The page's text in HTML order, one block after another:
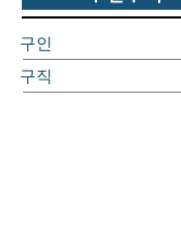
구인
구직